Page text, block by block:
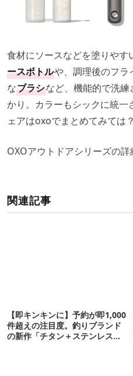
食材にソースなどを塗りやす
ースボトルや、調理後のフラ
なブラシなど、機能的で洗
かり。カラーもシックに統一
ェアはoxoでまとめてみては？
OXOアウトドアシリーズの詳
関連記事
【即キンキンに】予約が即1,000
件超えの注目度。釣りブランド
の新作「チタン＋ステンレスの